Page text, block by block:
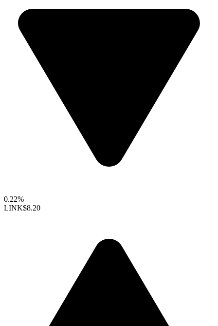
0.22%
LINK$8.20